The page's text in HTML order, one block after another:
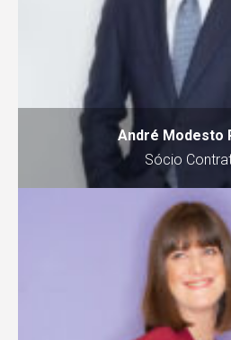
André Modesto
Sócio